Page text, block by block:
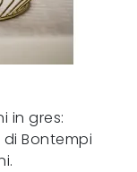
in gres:
Bontempi